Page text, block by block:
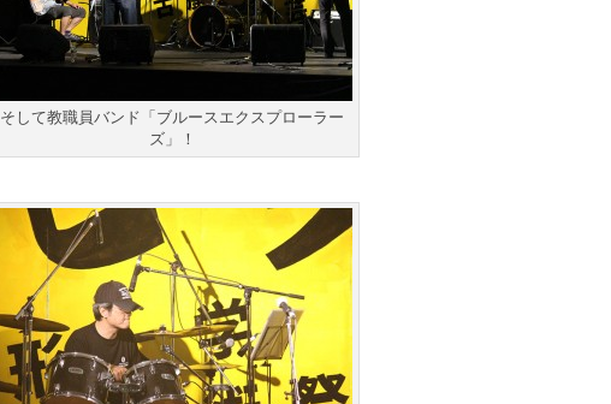
そして教職員バンド「ブルースエクスプローラー
ズ」！